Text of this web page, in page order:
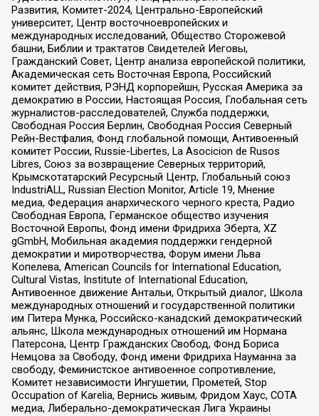
Развития, Комитет-2024, Центрально-Европейский
университет, Центр восточноевропейских и
международных исследований, Общество Сторожевой
башни, Библии и трактатов Свидетелей Иеговы,
Гражданский Совет, Центр анализа европейской политики,
Академическая сеть Восточная Европа, Российский
комитет действия, РЭНД корпорейшн, Русская Америка за
демократию в России, Настоящая Россия, Глобальная сеть
журналистов-расследователей, Служба поддержки,
Свободная Россия Берлин, Свободная Россия Северный
Рейн-Вестфалия, Фонд глобальной помощи, Антивоенный
комитет России, Russie-Libertes, La Asocicion de Rusos
Libres, Союз за возвращение Северных территорий,
Крымскотатарский Ресурсный Центр, Глобальный союз
IndustriALL, Russian Election Monitor, Article 19, Мнение
медиа, Федерация анархического черного креста, Радио
Свободная Европа, Германское общество изучения
Восточной Европы, Фонд имени Фридриха Эберта, XZ
gGmbH, Мобильная академия поддержки гендерной
демократии и миротворчества, Форум имени Льва
Копелева, American Councils for International Education,
Cultural Vistas, Institute of International Education,
Антивоенное движение Антальи, Открытый диалог, Школа
международных отношений и государственной политики
им Питера Мунка, Российско-канадский демократический
альянс, Школа международных отношений им Нормана
Патерсона, Центр Гражданских Свобод, Фонд Бориса
Немцова за Свободу, Фонд имени Фридриха Науманна за
свободу, Феминистское антивоенное сопротивление,
Комитет независимости Ингушетии, Прометей, Stop
Occupation of Karelia, Вернись живым, Фридом Хаус, СОТА
медиа, Либерально-демократическая Лига Украины